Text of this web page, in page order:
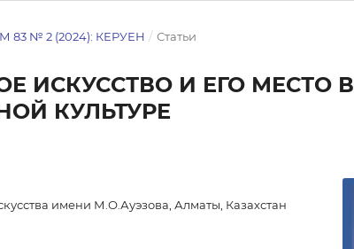
83 № 2 (2024): КЕРУЕН / Статьи
ИСКУССТВО И ЕГО МЕСТО В
КУЛЬТУРЕ
имени М.О.Ауэзова, Алматы, Казахстан